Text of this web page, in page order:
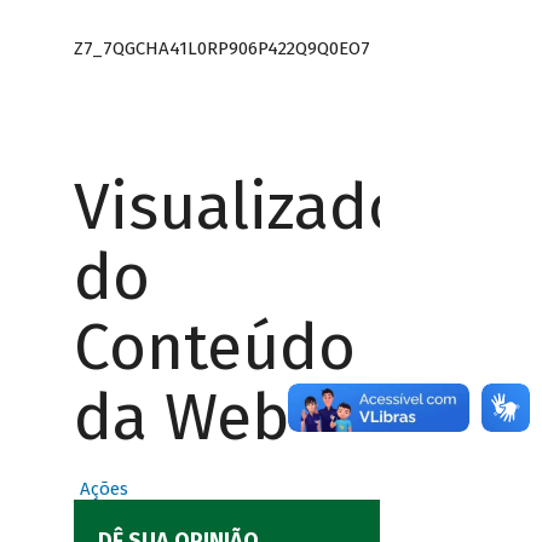
Z7_7QGCHA41L0RP906P422Q9Q0EO7
Visualizador
do
Conteúdo
da Web
Ações